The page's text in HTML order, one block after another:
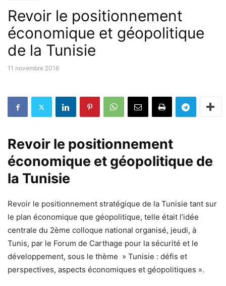
Revoir le positionnement
économique et géopolitique
de la Tunisie
11 novembre 2016
Revoir le positionnement
économique et géopolitique de
la Tunisie
Revoir le positionnement stratégique de la Tunisie tant sur
le plan économique que géopolitique, telle était l’idée
centrale du 2ème colloque national organisé, jeudi, à
Tunis, par le Forum de Carthage pour la sécurité et le
développement, sous le thème » Tunisie : défis et
perspectives, aspects économiques et géopolitiques ».